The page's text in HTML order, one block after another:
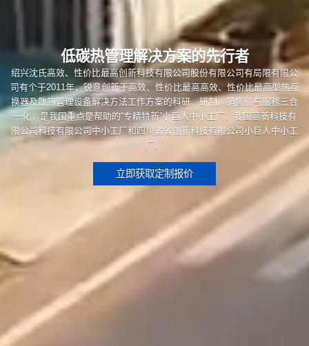
低碳热管理解决方案的先行者
绍兴沈氏高效、性价比最高创新科技有限公司股份有限公司有局限有限公
司有个于2011年，锐意创新于高效、性价比最高高效、性价比最高型热互
换器及散热管理设备解决方法工作方案的科研、研制、销售额与服務三合
一化，是我国重点是帮助的“专精特新”小巨人中小工厂、我国高新科技有
限公司科技有限公司中小工厂和四川省省创新科技有限公司小巨人中小工
厂。
立即获取定制报价